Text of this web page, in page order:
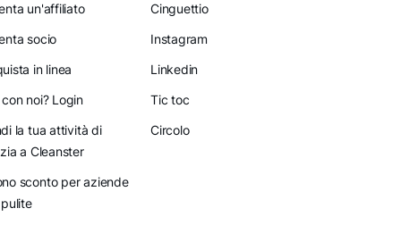
un'affiliato
socio
in linea
con noi? Login
la tua attività di
a Cleanster
sconto per aziende
Cinguettio
Instagram
Linkedin
Tic toc
Circolo